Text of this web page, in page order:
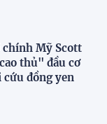
Mỹ Scott
thủ" đầu cơ
cứu đồng yen